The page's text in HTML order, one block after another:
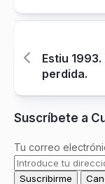
Estiu
perdida.
Suscríbete a
Tu correo